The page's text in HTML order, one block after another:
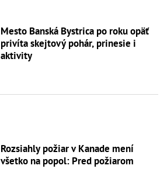
Mesto Banská Bystrica po roku opäť
privíta skejtový pohár, prinesie i
aktivity
Rozsiahly požiar v Kanade mení
všetko na popol: Pred požiarom